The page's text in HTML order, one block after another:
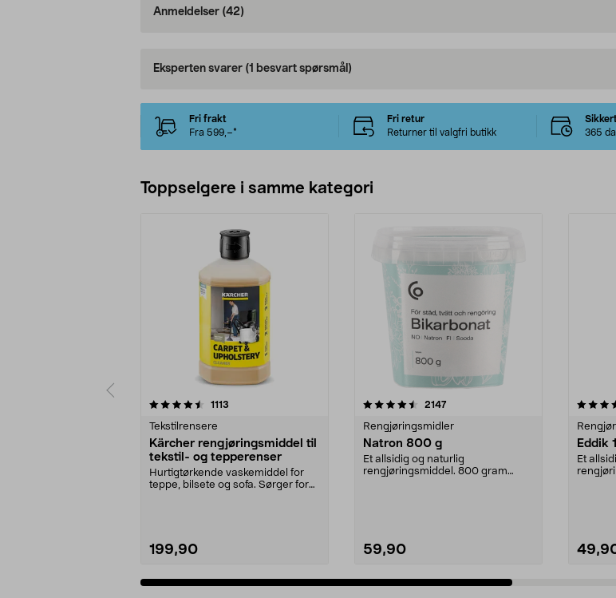
Anmeldelser (42)
Eksperten svarer (1 besvart spørsmål)
Fri frakt
Fra 599,–*
Fri retur
Returner til valgfri butikk
Sikkert
365
Toppselgere i samme kategori
1113
Tekstilrensere
Kärcher rengjøringsmiddel til
tekstil- og tepperenser
Hurtigtørkende vaskemiddel for
teppe, bilsete og sofa. Sørger for
199,90
4.5 av 5 stjerner 2147anmeldelser
Rengjøringsmidler
Natron 800 g
Et allsidig og naturlig
rengjøringsmiddel. 800 gram
59,90
4.5 av 5 stjerner
Eddik
Et